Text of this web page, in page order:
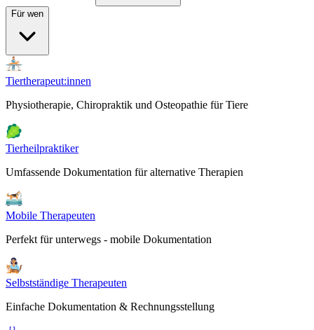
Für wen
Tiertherapeut:innen
Physiotherapie, Chiropraktik und Osteopathie für Tiere
Tierheilpraktiker
Umfassende Dokumentation für alternative Therapien
Mobile Therapeuten
Perfekt für unterwegs - mobile Dokumentation
Selbstständige Therapeuten
Einfache Dokumentation & Rechnungsstellung